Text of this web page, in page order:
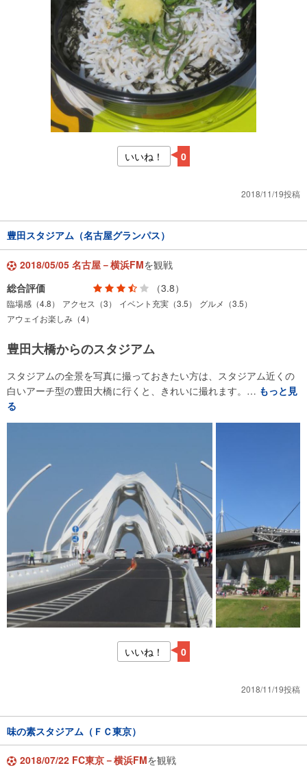
いいね！ 0
2018/11/19投稿
豊田スタジアム（名古屋グランパス）
2018/05/05 名古屋－横浜FMを観戦
総合評価
（3.8）
臨場感（4.8） アクセス（3） イベント充実（3.5）
グルメ（3.5）
アウェイお楽しみ（4）
豊田大橋からのスタジアム
スタジアムの全景を写真に撮っておきたい方は、スタジアム近くの
白いアーチ型の豊田大橋に行くと、きれいに撮れます。… もっと見
る
いいね！ 0
2018/11/19投稿
味の素スタジアム（ＦＣ東京）
2018/07/22 FC東京－横浜FMを観戦